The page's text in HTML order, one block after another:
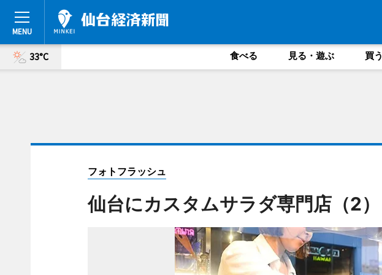
33°C 食べる 見る・遊ぶ 買う
フォトフラッシュ
仙台にカスタムサラダ専門店（2）